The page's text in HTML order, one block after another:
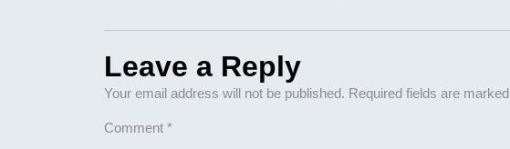
Leave a Reply
Your email address will not be published. Required fields are marked
Comment *